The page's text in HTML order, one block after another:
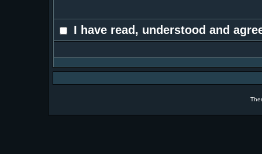
I have read, understood and